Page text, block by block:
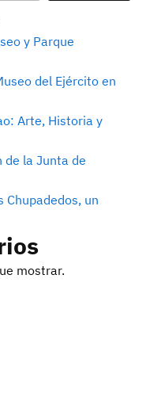
y Parque
del Ejército en
Arte, Historia y
de la Junta de
un
mostrar.